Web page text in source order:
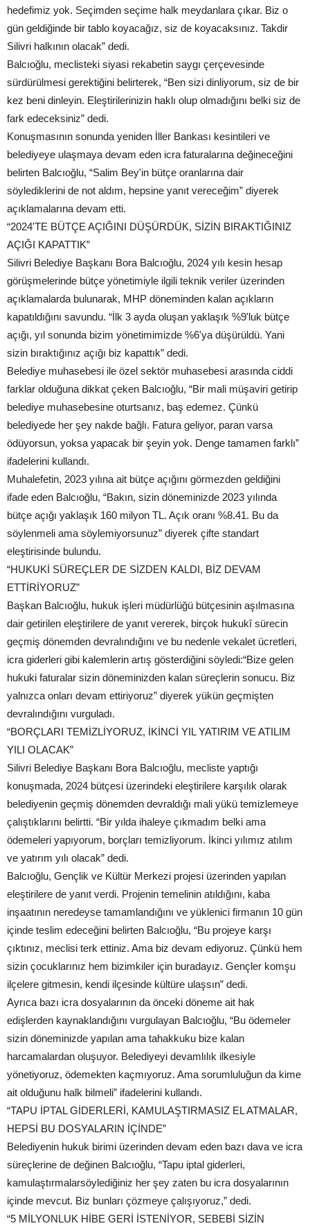
hedefimiz yok. Seçimden seçime halk meydanlara çıkar. Biz o
gün geldiğinde bir tablo koyacağız, siz de koyacaksınız. Takdir
Silivri halkının olacak” dedi.
Balcıoğlu, meclisteki siyasi rekabetin saygı çerçevesinde
sürdürülmesi gerektiğini belirterek, “Ben sizi dinliyorum, siz de bir
kez beni dinleyin. Eleştirilerinizin haklı olup olmadığını belki siz de
fark edeceksiniz” dedi.
Konuşmasının sonunda yeniden İller Bankası kesintileri ve
belediyeye ulaşmaya devam eden icra faturalarına değineceğini
belirten Balcıoğlu, “Salim Bey'in bütçe oranlarına dair
söylediklerini de not aldım, hepsine yanıt vereceğim” diyerek
açıklamalarına devam etti.
“2024'TE BÜTÇE AÇIĞINI DÜŞÜRDÜK, SİZİN BIRAKTIĞINIZ
AÇIĞI KAPATTIK”
Silivri Belediye Başkanı Bora Balcıoğlu, 2024 yılı kesin hesap
görüşmelerinde bütçe yönetimiyle ilgili teknik veriler üzerinden
açıklamalarda bulunarak, MHP döneminden kalan açıkların
kapatıldığını savundu. “İlk 3 ayda oluşan yaklaşık %9'luk bütçe
açığı, yıl sonunda bizim yönetimimizde %6'ya düşürüldü. Yani
sizin bıraktığınız açığı biz kapattık” dedi.
Belediye muhasebesi ile özel sektör muhasebesi arasında ciddi
farklar olduğuna dikkat çeken Balcıoğlu, “Bir mali müşaviri getirip
belediye muhasebesine oturtsanız, baş edemez. Çünkü
belediyede her şey nakde bağlı. Fatura geliyor, paran varsa
ödüyorsun, yoksa yapacak bir şeyin yok. Denge tamamen farklı”
ifadelerini kullandı.
Muhalefetin, 2023 yılına ait bütçe açığını görmezden geldiğini
ifade eden Balcıoğlu, “Bakın, sizin döneminizde 2023 yılında
bütçe açığı yaklaşık 160 milyon TL. Açık oranı %8.41. Bu da
söylenmeli ama söylemiyorsunuz” diyerek çifte standart
eleştirisinde bulundu.
“HUKUKİ SÜREÇLER DE SİZDEN KALDI, BİZ DEVAM
ETTİRİYORUZ”
Başkan Balcıoğlu, hukuk işleri müdürlüğü bütçesinin aşılmasına
dair getirilen eleştirilere de yanıt vererek, birçok hukukî sürecin
geçmiş dönemden devralındığını ve bu nedenle vekalet ücretleri,
icra giderleri gibi kalemlerin artış gösterdiğini söyledi:“Bize gelen
hukuki faturalar sizin döneminizden kalan süreçlerin sonucu. Biz
yalnızca onları devam ettiriyoruz” diyerek yükün geçmişten
devralındığını vurguladı.
“BORÇLARI TEMİZLİYORUZ, İKİNCİ YIL YATIRIM VE ATILIM
YILI OLACAK”
Silivri Belediye Başkanı Bora Balcıoğlu, mecliste yaptığı
konuşmada, 2024 bütçesi üzerindeki eleştirilere karşılık olarak
belediyenin geçmiş dönemden devraldığı mali yükü temizlemeye
çalıştıklarını belirtti. “Bir yılda ihaleye çıkmadım belki ama
ödemeleri yapıyorum, borçları temizliyorum. İkinci yılımız atılım
ve yatırım yılı olacak” dedi.
Balcıoğlu, Gençlik ve Kültür Merkezi projesi üzerinden yapılan
eleştirilere de yanıt verdi. Projenin temelinin atıldığını, kaba
inşaatının neredeyse tamamlandığını ve yüklenici firmanın 10 gün
içinde teslim edeceğini belirten Balcıoğlu, “Bu projeye karşı
çıktınız, meclisi terk ettiniz. Ama biz devam ediyoruz. Çünkü hem
sizin çocuklarınız hem bizimkiler için buradayız. Gençler komşu
ilçelere gitmesin, kendi ilçesinde kültüre ulaşsın” dedi.
Ayrıca bazı icra dosyalarının da önceki döneme ait hak
edişlerden kaynaklandığını vurgulayan Balcıoğlu, “Bu ödemeler
sizin döneminizde yapılan ama tahakkuku bize kalan
harcamalardan oluşuyor. Belediyeyi devamlılık ilkesiyle
yönetiyoruz, ödemekten kaçmıyoruz. Ama sorumluluğun da kime
ait olduğunu halk bilmeli” ifadelerini kullandı.
“TAPU İPTAL GİDERLERİ, KAMULAŞTIRMASIZ EL ATMALAR,
HEPSİ BU DOSYALARIN İÇİNDE”
Belediyenin hukuk birimi üzerinden devam eden bazı dava ve icra
süreçlerine de değinen Balcıoğlu, “Tapu iptal giderleri,
kamulaştırmalarsöylediğiniz her şey zaten bu icra dosyalarının
içinde mevcut. Biz bunları çözmeye çalışıyoruz,” dedi.
“5 MİLYONLUK HİBE GERİ İSTENİYOR, SEBEBİ SİZİN